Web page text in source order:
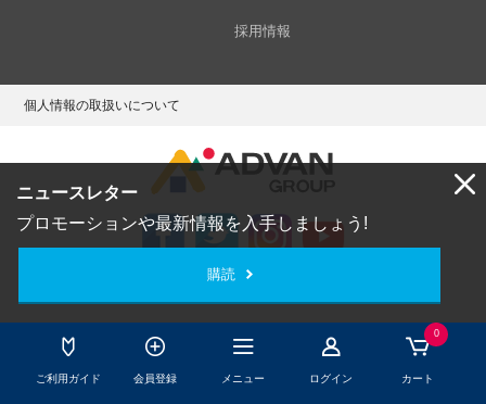
ご利用ガイド 会員登録 メニュー ログイン
0
カート
ニュースレター
プロモーションや最新情報を入手しましょう!
購読
採用情報
個人情報の取扱いについて